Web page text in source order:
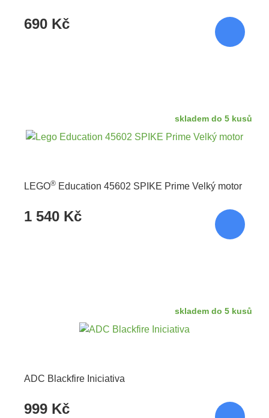
690 Kč
skladem do 5 kusů
LEGO® Education 45602 SPIKE Prime Velký motor
1 540 Kč
skladem do 5 kusů
ADC Blackfire Iniciativa
999 Kč